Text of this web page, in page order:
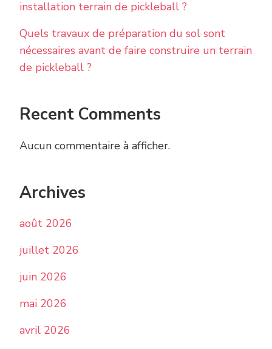
installation terrain de pickleball ?
Quels travaux de préparation du sol sont
nécessaires avant de faire construire un terrain
de pickleball ?
Recent Comments
Aucun commentaire à afficher.
Archives
août 2026
juillet 2026
juin 2026
mai 2026
avril 2026